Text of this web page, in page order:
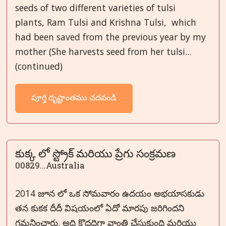
seeds of two different varieties of tulsi
plants, Ram Tulsi and Krishna Tulsi, which
had been saved from the previous year by my
mother (She harvests seed from her tulsi...
(continued)
పూర్తి దృష్టాంతము చదవండి
కుక్క లో స్ట్రోక్ మరియు ప్రేగు సంక్రమణ
00829...Australia
2014 జూన లో ఒక సోమవారం ఉదయం అభయాసకుడు
తన కుకక దీదీ విషయంలో ఏదో మారపు జరిగిందని
గమనించారు. అది కొదదిగా వాంతి చేసుకుంది మరియు